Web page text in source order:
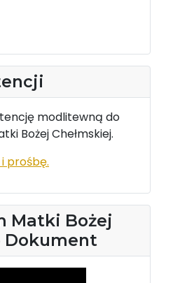
modlitewną do
Bożej Chełmskiej.
i prośbę.
Matki Bożej
Dokument